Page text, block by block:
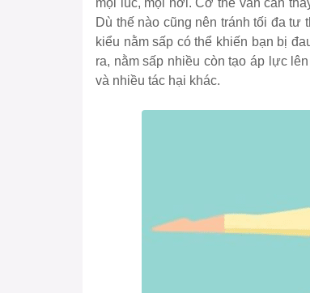
mọi lúc, mọi nơi. Cơ thể vẫn cần
Dù thế nào cũng nên tránh tối đa tư
kiểu nằm sấp có thể khiến bạn bị
ra, nằm sấp nhiều còn tạo áp lực
và nhiều tác hại khác.